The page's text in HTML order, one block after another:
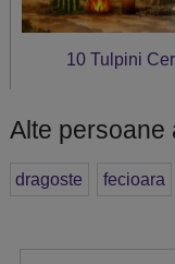
10 Tulpini
Alte persoane
dragoste fecioara